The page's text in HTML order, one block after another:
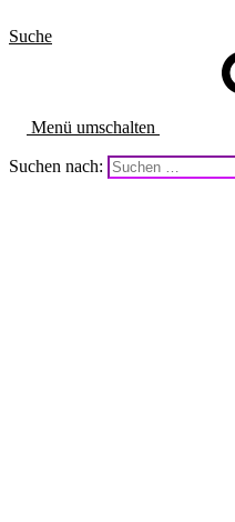
Suche
Menü umschalten
Suchen nach: